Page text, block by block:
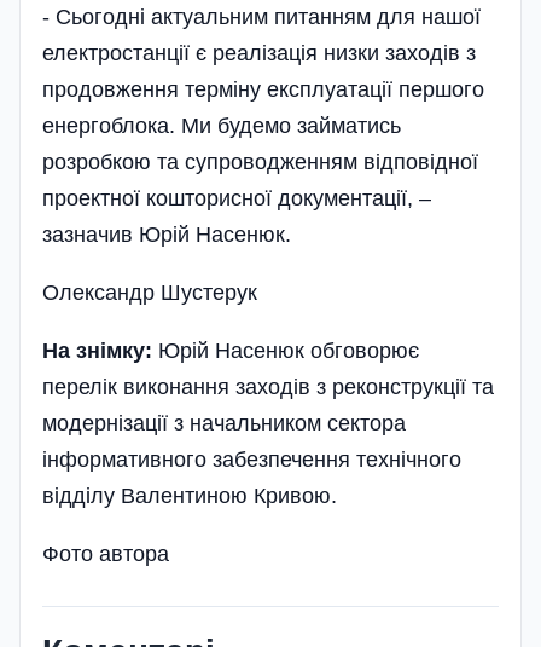
- Сьогодні актуальним питанням для нашої
електростанції є реалізація низки заходів з
продовження терміну експлуатації першого
енергоблока. Ми будемо займатись
розробкою та супроводженням відпові­дної
проектної кошторисної документації, –
зазначив Юрій Насенюк.
Олександр Шустерук
На знімку: Юрій Насенюк обговорює
перелік виконання заходів з реконструкції та
модернізації з начальником сектора
інформативного забезпечення технічного
відділу Валентиною Кривою.
Фото автора